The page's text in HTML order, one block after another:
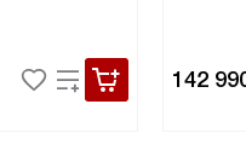
142